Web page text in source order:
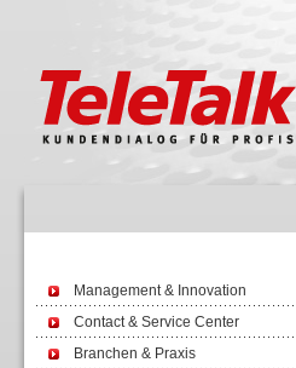
Management & Innovation
Contact & Service Center
Branchen & Praxis